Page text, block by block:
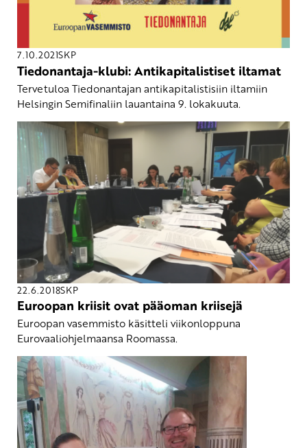
7.10.2021SKP
Tiedonantaja-klubi: Antikapitalistiset iltamat
Tervetuloa Tiedonantajan antikapitalistisiin iltamiin
Helsingin Semifinaliin lauantaina 9. lokakuuta.
22.6.2018SKP
Euroopan kriisit ovat pääoman kriisejä
Euroopan vasemmisto käsitteli viikonloppuna
Eurovaaliohjelmaansa Roomassa.